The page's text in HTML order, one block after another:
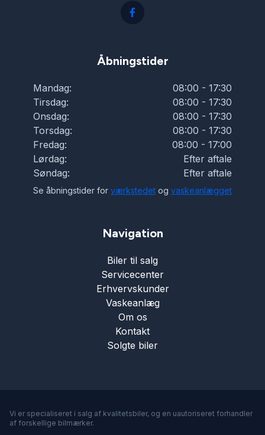
Åbningstider
Mandag:
08:00 - 17:30
Tirsdag:
08:00 - 17:30
Onsdag:
08:00 - 17:30
Torsdag:
08:00 - 17:30
Fredag:
08:00 - 17:00
Lørdag:
Efter aftale
Søndag:
Efter aftale
Se åbningstider for værkstedet og vaskeanlægget
Navigation
Biler til salg
Servicecenter
Erhvervskunder
Vaskeanlæg
Om os
Kontakt
Solgte biler
Vi er specialiseret i salg af kvalitetsbiler, og en uautoriseret forhandler
af forskellige bilmærker.